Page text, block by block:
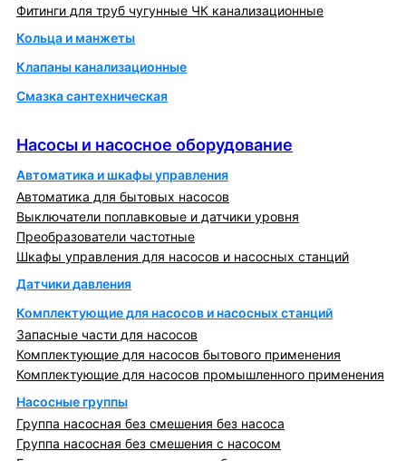
Фитинги для труб чугунные ЧК канализационные
Кольца и манжеты
Клапаны канализационные
Смазка сантехническая
Насосы и насосное оборудование
Автоматика и шкафы управления
Автоматика для бытовых насосов
Выключатели поплавковые и датчики уровня
Преобразователи частотные
Шкафы управления для насосов и насосных станций
Датчики давления
Комплектующие для насосов и насосных станций
Запасные части для насосов
Комплектующие для насосов бытового применения
Комплектующие для насосов промышленного применения
Насосные группы
Группа насосная без смешения без насоса
Группа насосная без смешения с насосом